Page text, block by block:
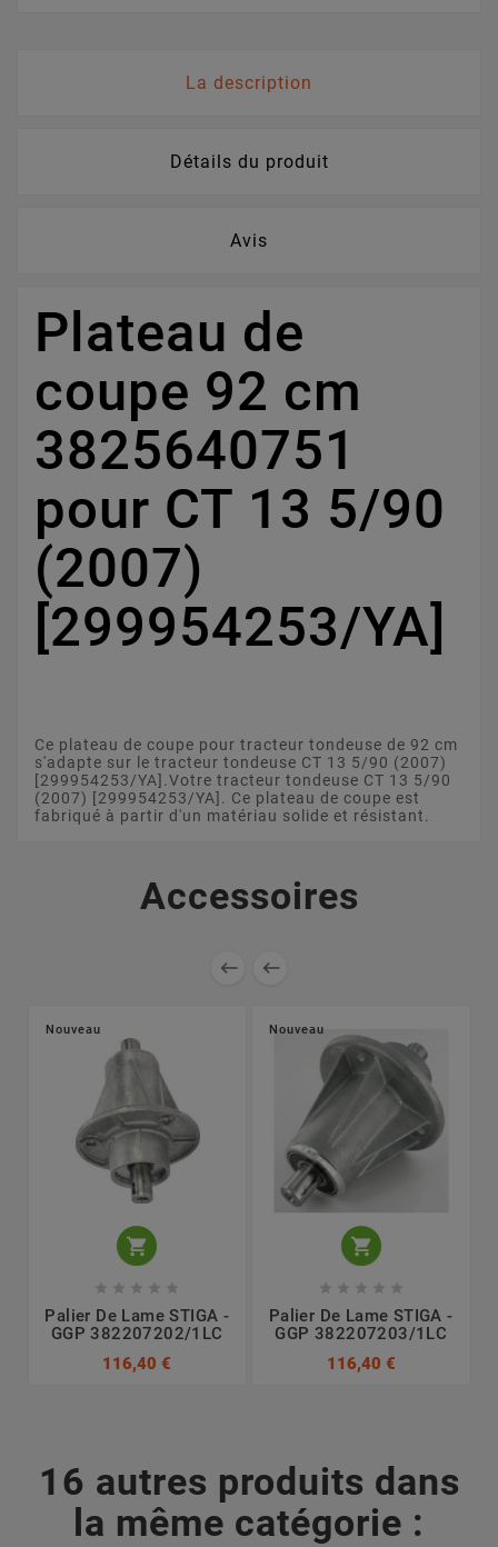
La description
Détails du produit
Avis
Plateau de
coupe 92 cm
3825640751
pour CT 13 5/90
(2007)
[299954253/YA]
Ce plateau de coupe pour tracteur tondeuse de 92 cm
s'adapte sur le tracteur tondeuse CT 13 5/90 (2007)
[299954253/YA].Votre tracteur tondeuse CT 13 5/90
(2007) [299954253/YA]. Ce plateau de coupe est
fabriqué à partir d'un matériau solide et résistant.
Accessoires
 
Nouveau

    
Palier De Lame STIGA -
GGP 382207202/1LC
116,40 €
Nouveau

    
Palier De Lame STIGA -
GGP 382207203/1LC
116,40 €
16 autres produits dans
la même catégorie :